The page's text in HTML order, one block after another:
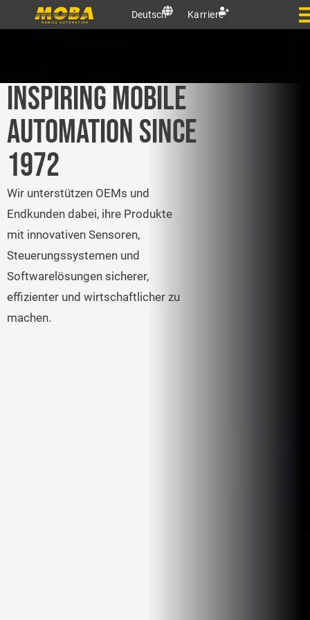
Deutsch Karriere
INSPIRING MOBILE
AUTOMATION SINCE
1972
Wir unterstützen OEMs und
Endkunden dabei, ihre Produkte
mit innovativen Sensoren,
Steuerungssystemen und
Softwarelösungen sicherer,
effizienter und wirtschaftlicher zu
machen.